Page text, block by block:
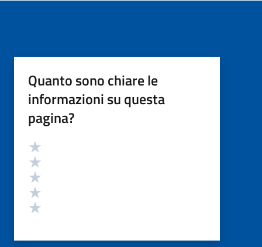
Quanto sono chiare le
informazioni su questa
pagina?
Valutazione